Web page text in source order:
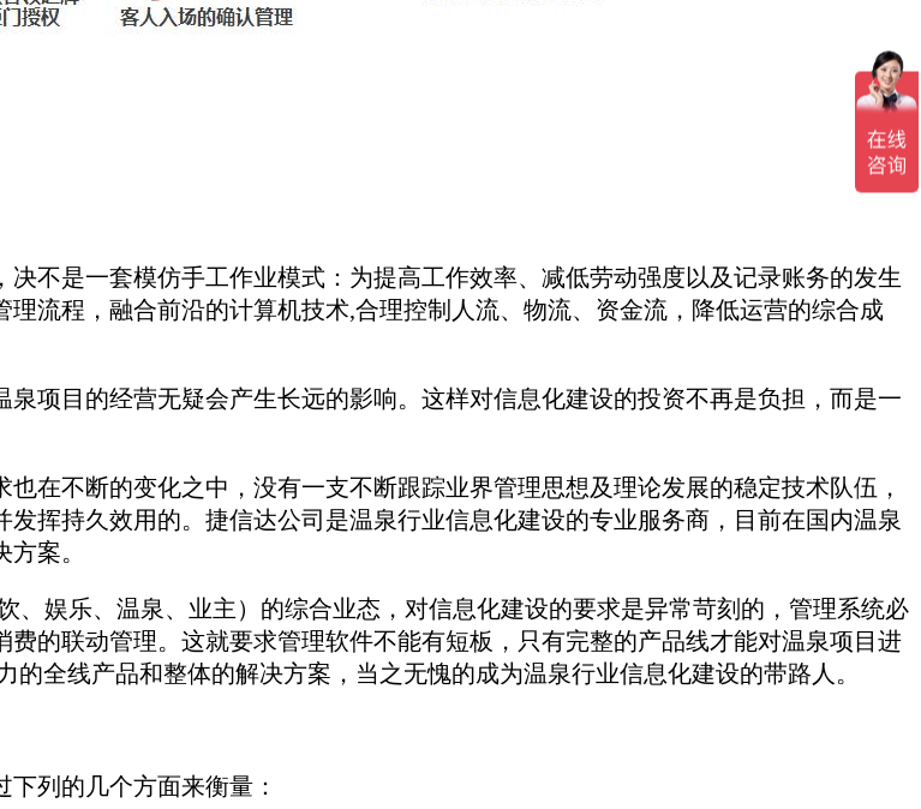
不是一套模仿手工作业模式：为提高工作效率、减低劳动强度以及记录账务的发生
流程，融合前沿的计算机技术,合理控制人流、物流、资金流，降低运营的综合成
项目的经营无疑会产生长远的影响。这样对信息化建设的投资不再是负担，而是一
在不断的变化之中，没有一支不断跟踪业界管理思想及理论发展的稳定技术队伍，
挥持久效用的。捷信达公司是温泉行业信息化建设的专业服务商，目前在国内温泉
案。
娱乐、温泉、业主）的综合业态，对信息化建设的要求是异常苛刻的，管理系统必
的联动管理。这就要求管理软件不能有短板，只有完整的产品线才能对温泉项目进
全线产品和整体的解决方案，当之无愧的成为温泉行业信息化建设的带路人。
列的几个方面来衡量：